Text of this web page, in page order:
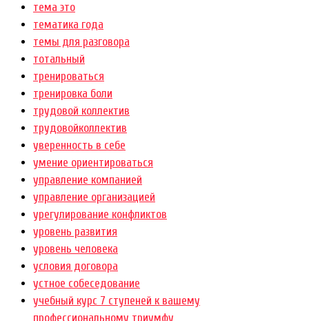
тема это
тематика года
темы для разговора
тотальный
тренироваться
тренировка боли
трудовой коллектив
трудовойколлектив
уверенность в себе
умение ориентироваться
управление компанией
управление организацией
урегулирование конфликтов
уровень развития
уровень человека
условия договора
устное собеседование
учебный курс 7 ступеней к вашему
профессиональному триумфу